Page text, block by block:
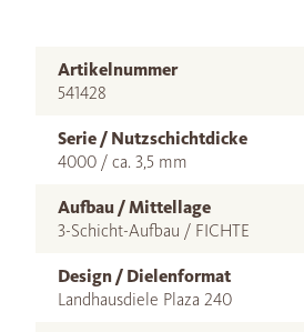
Artikelnummer
541428
Serie / Nutzschichtdicke
4000 / ca. 3,5 mm
Aufbau / Mittellage
3-Schicht-Aufbau / FICHTE
Design / Dielenformat
Landhausdiele Plaza 240